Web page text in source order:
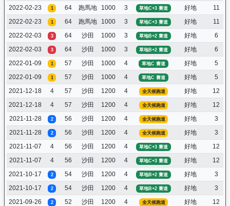
2022-02-23
1 64 跑馬地 1000 3 草地C+3 賽道 好地 11
2022-02-23
1 64 跑馬地 1000 3 草地C+3 賽道 好地 11
2022-02-03
3 64 沙田 1000 3 草地B+2 賽道 好地 6
2022-02-03
3 64 沙田 1000 3 草地B+2 賽道 好地 6
2022-01-09
1 57 沙田 1000 4 草地C 賽道 好地 5
2022-01-09
1 57 沙田 1000 4 草地C 賽道 好地 5
2021-12-18
4 57 沙田 1200 4 全天候跑道 好地 12
2021-12-18
4 57 沙田 1200 4 全天候跑道 好地 12
2021-11-28
2 56 沙田 1200 4 全天候跑道 好地 3
2021-11-28
2 56 沙田 1200 4 全天候跑道 好地 3
2021-11-07
4 56 沙田 1200 4 草地C+3 賽道 好地 12
2021-11-07
4 56 沙田 1200 4 草地C+3 賽道 好地 12
2021-10-17
2 54 沙田 1200 4 草地B+2 賽道 好地 3
2021-10-17
2 54 沙田 1200 4 草地B+2 賽道 好地 3
2021-09-26
2 52 沙田 1200 4 全天候跑道 好地 12